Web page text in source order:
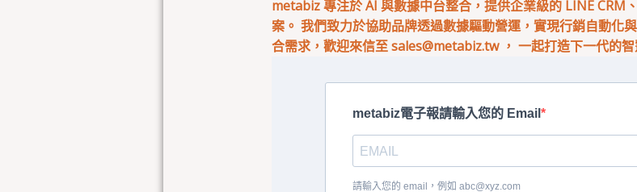
metabiz 專注於 AI 與數據中台整合，提供企業級的 LINE CRM
案。 我們致力於協助品牌透過數據驅動營運，實現行銷自動化
合需求，歡迎來信至sales@metabiz.tw， 一起打造下一代的智
metabiz電子報請輸入您的 Email
請輸入您的 email，例如 abc@xyz.com